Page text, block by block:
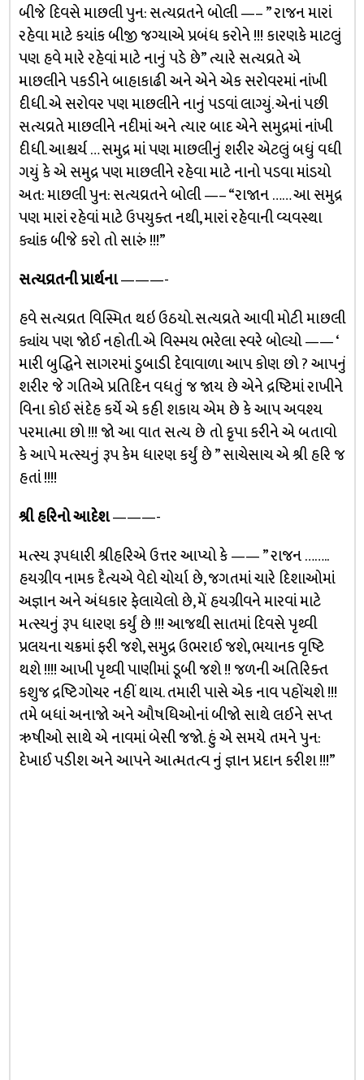
બીજે દિવસે માછલી પુન: સત્યવ્રતને બોલી —– ” રાજન મારાં
રહેવા માટે કયાંક બીજી જગ્યાએ પ્રબંધ કરોને !!! કારણકે માટલું
પણ હવે મારે રહેવાં માટે નાનું પડે છે” ત્યારે સત્યવ્રતે એ
માછલીને પકડીને બાહાકાઢી અને એને એક સરોવરમાં નાંખી
દીધી. એ સરોવર પણ માછલીને નાનું પડવાં લાગ્યું. એનાં પછી
સત્યવ્રતે માછલીને નદીમાં અને ત્યાર બાદ એને સમુદ્રમાં નાંખી
દીધી. આશ્ચર્ય … સમુદ્ર માં પણ માછલીનું શરીર એટલું બધું વધી
ગયું કે એ સમુદ્ર પણ માછલીને રહેવા માટે નાનો પડવા માંડયો
અત: માછલી પુન: સત્યવ્રતને બોલી —– “રાજાન …… આ સમુદ્ર
પણ મારાં રહેવાં માટે ઉપયુક્ત નથી, મારાં રહેવાની વ્યવસ્થા
ક્યાંક બીજે કરો તો સારું !!!”
સત્યવ્રતની પ્રાર્થના———-
હવે સત્યવ્રત વિસ્મિત થઇ ઉઠયો. સત્યવ્રતે આવી મોટી માછલી
ક્યાંય પણ જોઈ નહોતી. એ વિસ્મય ભરેલા સ્વરે બોલ્યો —— ‘
મારી બુદ્ધિને સાગરમાં ડુબાડી દેવાવાળા આપ કોણ છો ? આપનું
શરીર જે ગતિએ પ્રતિદિન વધતું જ જાય છે એને દ્રષ્ટિમાં રાખીને
વિના કોઈ સંદેહ કર્યે એ કહી શકાય એમ છે કે આપ અવશ્ય
પરમાત્મા છો !!! જો આ વાત સત્ય છે તો કૃપા કરીને એ બતાવો
કે આપે મત્સ્યનું રૂપ કેમ ધારણ કર્યું છે ” સાચેસાચ એ શ્રી હરિ જ
હતાં !!!!
શ્રી હરિનો આદેશ———-
મત્સ્ય રૂપધારી શ્રીહરિએ ઉત્તર આપ્યો કે —— ” રાજન ……..
હયગ્રીવ નામક દૈત્યએ વેદો ચોર્યા છે, જગતમાં ચારે દિશાઓમાં
અજ્ઞાન અને અંધકાર ફેલાયેલો છે, મેં હયગ્રીવને મારવાં માટે
મત્સ્યનું રૂપ ધારણ કર્યું છે !!! આજથી સાતમાં દિવસે પૃથ્વી
પ્રલયના ચક્રમાં ફરી જશે, સમુદ્ર ઉભરાઈ જશે, ભયાનક વૃષ્ટિ
થશે !!!! આખી પૃથ્વી પાણીમાં ડૂબી જશે !! જળની અતિરિક્ત
કશુજ દ્રષ્ટિગોચર નહીં થાય. તમારી પાસે એક નાવ પહોંચશે !!!
તમે બધાં અનાજો અને ઔષધિઓનાં બીજો સાથે લઈને સપ્ત
ઋષીઓ સાથે એ નાવમાં બેસી જજો. હું એ સમયે તમને પુન:
દેખાઈ પડીશ અને આપને આત્મતત્વ નું જ્ઞાન પ્રદાન કરીશ !!!”